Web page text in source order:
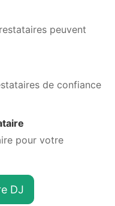
peuvent
de confiance
pour votre
DJ